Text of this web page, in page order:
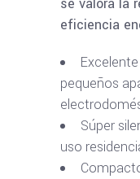
eficiencia
pequeños
Súper
uso